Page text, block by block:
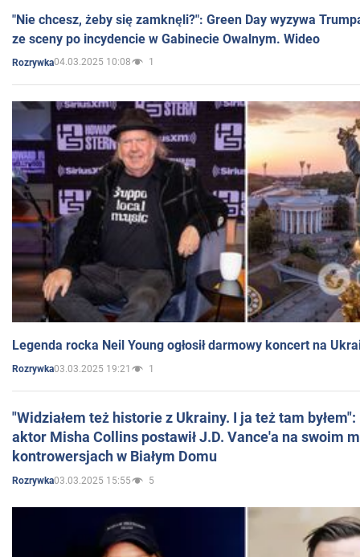
"Nie chcesz, żeby się zamknęli?": Green Day wyzywa
ze sceny po incydencie w Gabinecie Owalnym. Wideo
Rozrywka04.03.2025 10:08 1
Legenda rocka Neil Young ogłosił darmowy koncert na
Rozrywka03.03.2025 19:21 1
"Widziałem też historie z Ukrainy. I ja też tam
aktor Misha Collins postawił J.D. Vance'a na swoim
kontrowersjach w Białym Domu
Rozrywka03.03.2025 15:55 5